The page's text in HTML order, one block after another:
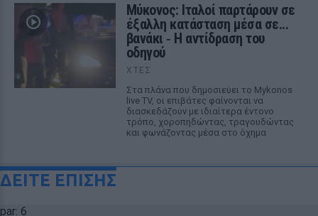
Μύκονος: Ιταλοί παρτάρουν σε
έξαλλη κατάσταση μέσα σε...
βανάκι ‑ Η αντίδραση του
οδηγού
ΧΤΕΣ
Στα πλάνα που δημοσιεύει το Mykonos
live TV, οι επιβάτες φαίνονται να
διασκεδάζουν με ιδιαίτερα έντονο
τρόπο, χοροπηδώντας, τραγουδώντας
και φωνάζοντας μέσα στο όχημα
ΔΕΙΤΕ ΕΠΙΣΗΣ
par: 6